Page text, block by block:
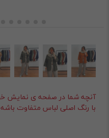
با رنگ اصلی لباس متفاوت باشه